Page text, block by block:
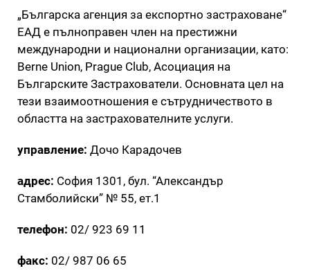
„Българска агенция за експортно застраховане“
ЕАД е пълноправен член на престижни
международни и национални организации, като:
Berne Union, Prague Club, Асоциация на
Българските Застрахователи. Основната цел на
тези взаимоотношения е сътрудничеството в
областта на застрахователните услуги.
управление: Дочо Карадочев
адрес: София 1301, бул. “Александър
Стамболийски” № 55, ет.1
телефон: 02/ 923 69 11
факс: 02/ 987 06 65